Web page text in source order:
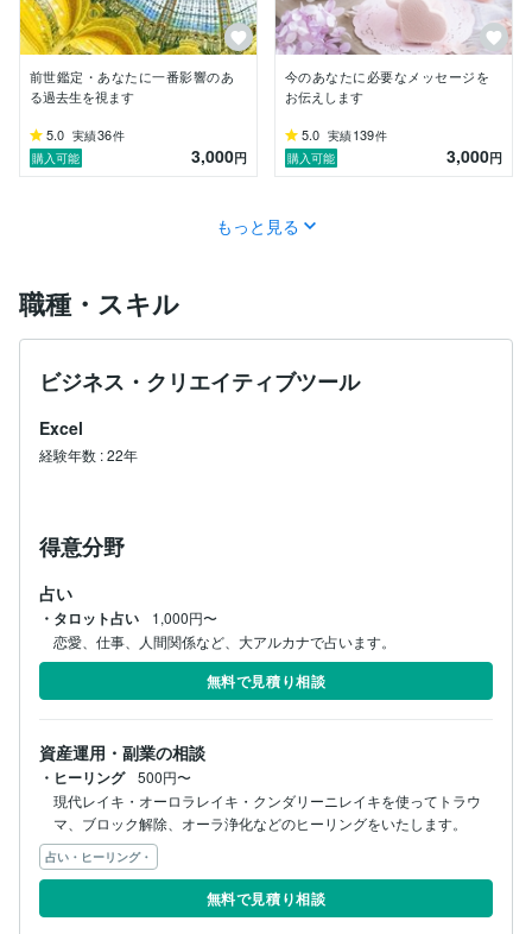
前世鑑定・あなたに一番影響のあ
る過去生を視ます
5.0 実績36件
購入可能
3,000円
今のあなたに必要なメッセージを
お伝えします
5.0 実績139件
購入可能
3,000円
もっと見る
職種・スキル
ビジネス・クリエイティブツール
Excel
経験年数 :22年
得意分野
占い
・タロット占い
1,000円〜
恋愛、仕事、人間関係など、大アルカナで占います。
無料で見積り相談
資産運用・副業の相談
・ヒーリング
500円〜
現代レイキ・オーロラレイキ・クンダリーニレイキを使ってトラウ
マ、ブロック解除、オーラ浄化などのヒーリングをいたします。
占い・ヒーリング・
無料で見積り相談